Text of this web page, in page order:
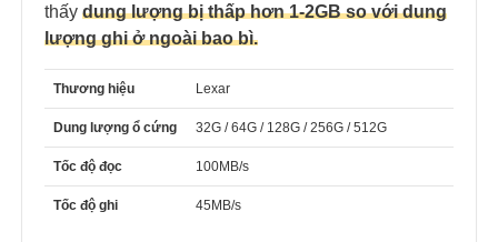
thấy dung lượng bị thấp hơn 1-2GB so với dung
lượng ghi ở ngoài bao bì.
Thương hiệu Lexar
Dung lượng ổ cứng 32G / 64G / 128G / 256G / 512G
Tốc độ đọc 100MB/s
Tốc độ ghi 45MB/s